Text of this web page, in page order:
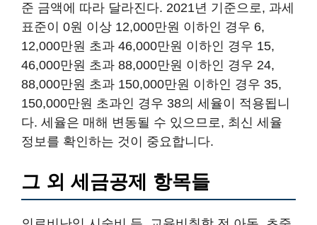
준 금액에 따라 달라진다. 2021년 기준으로, 과세
표준이 0원 이상 12,000만원 이하인 경우 6,
12,000만원 초과 46,000만원 이하인 경우 15,
46,000만원 초과 88,000만원 이하인 경우 24,
88,000만원 초과 150,000만원 이하인 경우 35,
150,000만원 초과인 경우 38의 세율이 적용됩니
다. 세율은 매해 변동될 수 있으므로, 최신 세율
정보를 확인하는 것이 중요합니다.
그 외 세금공제 항목들